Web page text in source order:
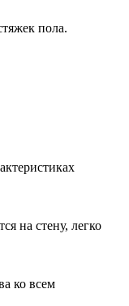
пола.
на стену, легко
ко всем